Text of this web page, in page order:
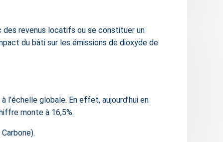
des revenus locatifs ou se constituer un
du bâti sur les émissions de dioxyde de
globale. En effet, aujourd’hui en
monte à 16,5%.